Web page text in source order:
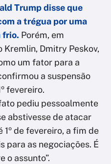
Trump disse que
a trégua por uma
frio. Porém, em
Dmitry Peskov,
um fator para a
a suspensão
fevereiro.
pediu pessoalmente
abstivesse de atacar
1º de fevereiro, a fim de
para as negociações. É
o assunto”.